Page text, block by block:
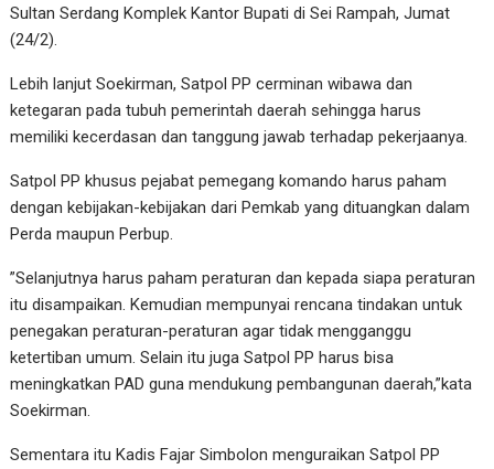
Sultan Serdang Komplek Kantor Bupati di Sei Rampah, Jumat
(24/2).
Lebih lanjut Soekirman, Satpol PP cerminan wibawa dan
ketegaran pada tubuh pemerintah daerah sehingga harus
memiliki kecerdasan dan tanggung jawab terhadap pekerjaanya.
Satpol PP khusus pejabat pemegang komando harus paham
dengan kebijakan-kebijakan dari Pemkab yang dituangkan dalam
Perda maupun Perbup.
”Selanjutnya harus paham peraturan dan kepada siapa peraturan
itu disampaikan. Kemudian mempunyai rencana tindakan untuk
penegakan peraturan-peraturan agar tidak mengganggu
ketertiban umum. Selain itu juga Satpol PP harus bisa
meningkatkan PAD guna mendukung pembangunan daerah,”kata
Soekirman.
Sementara itu Kadis Fajar Simbolon menguraikan Satpol PP